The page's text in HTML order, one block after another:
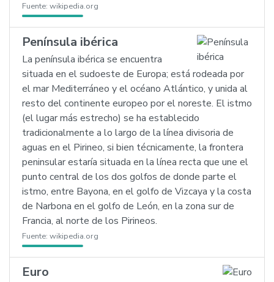
Fuente: wikipedia.org
Península ibérica
La península ibérica se encuentra
situada en el sudoeste de Europa; está rodeada por
el mar Mediterráneo y el océano Atlántico, y unida al
resto del continente europeo por el noreste. El istmo
(el lugar más estrecho) se ha establecido
tradicionalmente a lo largo de la línea divisoria de
aguas en el Pirineo, si bien técnicamente, la frontera
peninsular estaría situada en la línea recta que une el
punto central de los dos golfos de donde parte el
istmo, entre Bayona, en el golfo de Vizcaya y la costa
de Narbona en el golfo de León, en la zona sur de
Francia, al norte de los Pirineos.
Fuente: wikipedia.org
Euro